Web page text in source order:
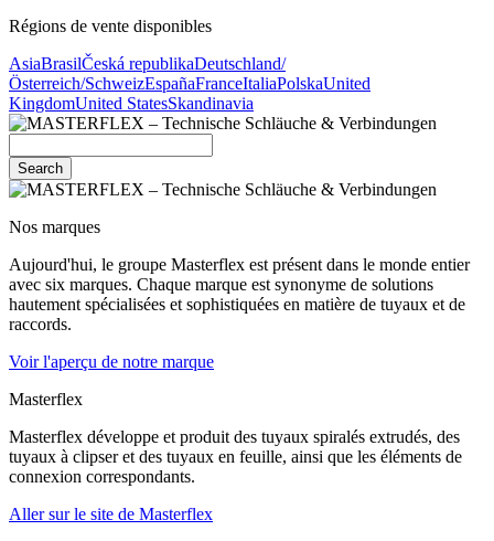
Régions de vente disponibles
AsiaBrasilČeská republikaDeutschland/
Österreich/SchweizEspañaFranceItaliaPolskaUnited
KingdomUnited StatesSkandinavia
Search
Nos marques
Aujourd'hui, le groupe Masterflex est présent dans le monde entier
avec six marques. Chaque marque est synonyme de solutions
hautement spécialisées et sophistiquées en matière de tuyaux et de
raccords.
Voir l'aperçu de notre marque
Masterflex
Masterflex développe et produit des tuyaux spiralés extrudés, des
tuyaux à clipser et des tuyaux en feuille, ainsi que les éléments de
connexion correspondants.
Aller sur le site de Masterflex